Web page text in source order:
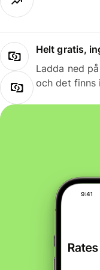
Helt gratis,
Ladda ned
och det finns